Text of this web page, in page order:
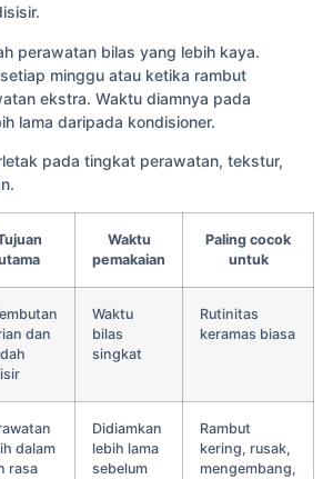
perawatan bilas yang lebih kaya.
minggu atau ketika rambut
ekstra. Waktu diamnya pada
lama daripada kondisioner.
pada tingkat perawatan, tekstur,
Waktu
pemakaian
Paling cocok
untuk
dan
Waktu
bilas
singkat
Rutinitas
keramas biasa
dalam
rasa
Didiamkan
lebih lama
sebelum
Rambut
kering, rusak,
mengembang,